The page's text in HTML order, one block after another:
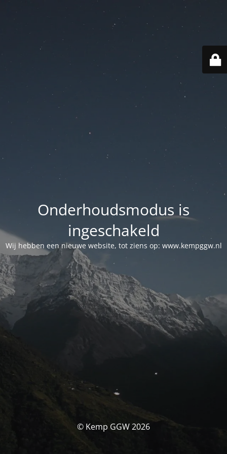
Onderhoudsmodus is
ingeschakeld
Wij hebben een nieuwe website, tot ziens op: www.kempggw.nl
© Kemp GGW 2026